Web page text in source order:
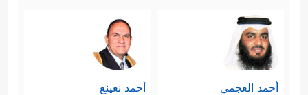
أحمد العجمي أحمد نعينع